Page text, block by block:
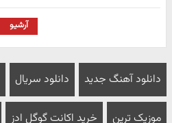
آرشیو
دانلود آهنگ جدید دانلود سریال
موزیک ترین خرید اکانت گوگل ادز